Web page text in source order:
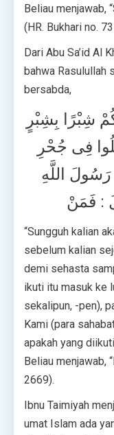
Beliau menjawab,
(HR. Bukhari no.
Dari Abu Sa’id Al
bahwa Rasulullah
bersabda,
شِبْرًا بِشِبْرٍ
فِى جُحْرِ
رَسُولَ اللَّهِ
: فَمَنْ
“Sungguh kalian
sebelum kalian
demi sehasta
ikuti itu masuk ke
sekalipun, -pen),
Kami (para
apakah yang
Beliau menjawab,
2669).
Ibnu Taimiyah
umat Islam ada